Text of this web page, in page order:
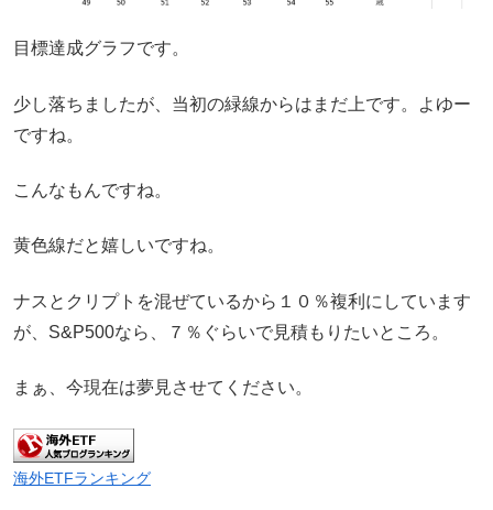
目標達成グラフです。
少し落ちましたが、当初の緑線からはまだ上です。よゆー
ですね。
こんなもんですね。
黄色線だと嬉しいですね。
ナスとクリプトを混ぜているから１０％複利にしています
が、S&P500なら、７％ぐらいで見積もりたいところ。
まぁ、今現在は夢見させてください。
海外ETFランキング